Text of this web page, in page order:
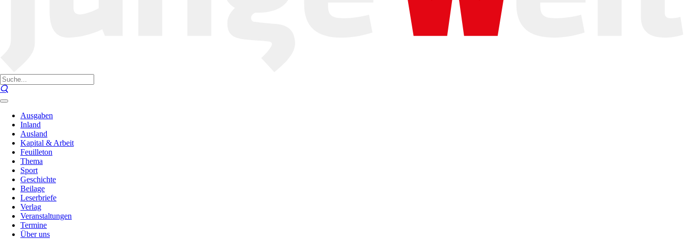
Ausgaben
Inland
Ausland
Kapital & Arbeit
Feuilleton
Thema
Sport
Geschichte
Beilage
Leserbriefe
Verlag
Veranstaltungen
Termine
Über uns